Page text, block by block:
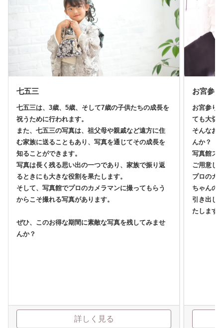
七五三
七五三は、3歳、5歳、そして7歳の子供たちの成長を
祝うために行われます。
また、七五三の写真は、祖父母や親戚など遠方に住
む家族に送ることもあり、写真を通じてその成長を
知ることができます。
写真は長く残る思い出の一つであり、家族で振り返
るときにも大きな役割を果たします。
そして、写真館でプロのカメラマンに撮ってもらう
からこそ撮れる写真があります。
ぜひ、このお得な期間に素敵な写真を残してみませ
んか？
詳しく見る
お宮参り
お宮参り
ても大切
そんなお
んか？
写真館ス
ご用意し
プロのカ
ちゃんの
引き出し
たします